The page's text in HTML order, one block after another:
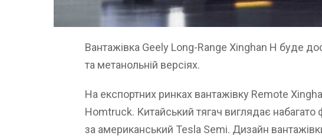
Вантажівка Geely Long-Range Xinghan H буде
та метанольній версіях.
На експортних ринках вантажівку Remote
Homtruck. Китайський тягач виглядає набагато
за американський Tesla Semi. Дизайн